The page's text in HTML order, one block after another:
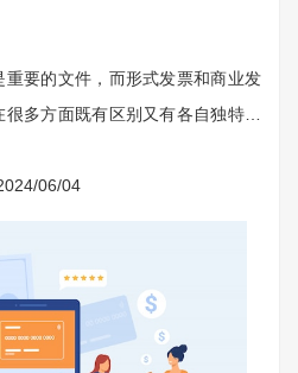
要的文件，而形式发票和商业发
多方面既有区别又有各自独特的
06/04